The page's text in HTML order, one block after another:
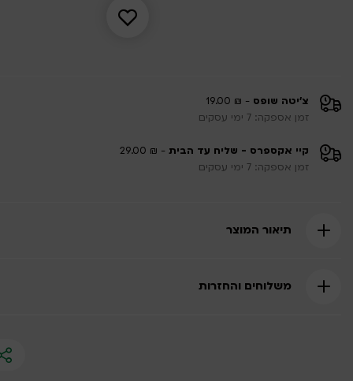
צ'יטה שופס - ₪ 19.00
זמן אספקה: 7 ימי עסקים
קיי אקספרס - שליח עד הבית - ₪ 29.00
זמן אספקה: 7 ימי עסקים
תיאור המוצר
משלוחים והחזרות